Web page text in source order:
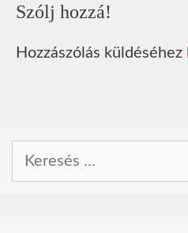
Szólj hozzá!
Hozzászólás küldéséhez